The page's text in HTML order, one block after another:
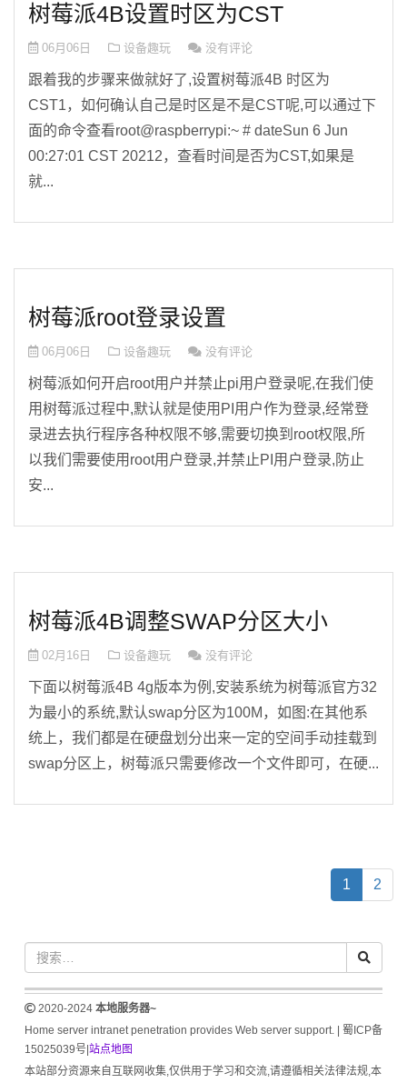
树莓派4B设置时区为CST
06月06日 设备趣玩 没有评论
跟着我的步骤来做就好了,设置树莓派4B 时区为
CST1，如何确认自己是时区是不是CST呢,可以通过下
面的命令查看root@raspberrypi:~ # dateSun 6 Jun
00:27:01 CST 20212，查看时间是否为CST,如果是
就...
树莓派root登录设置
06月06日 设备趣玩 没有评论
树莓派如何开启root用户并禁止pi用户登录呢,在我们使
用树莓派过程中,默认就是使用PI用户作为登录,经常登
录进去执行程序各种权限不够,需要切换到root权限,所
以我们需要使用root用户登录,并禁止PI用户登录,防止
安...
树莓派4B调整SWAP分区大小
02月16日 设备趣玩 没有评论
下面以树莓派4B 4g版本为例,安装系统为树莓派官方32
为最小的系统,默认swap分区为100M，如图:在其他系
统上，我们都是在硬盘划分出来一定的空间手动挂载到
swap分区上，树莓派只需要修改一个文件即可，在硬...
1 (current)
2
2020-2024 本地服务器~
Home server intranet penetration provides Web server support. | 蜀ICP备
15025039号| 站点地图
本站部分资源来自互联网收集,仅供用于学习和交流,请遵循相关法律法规,本